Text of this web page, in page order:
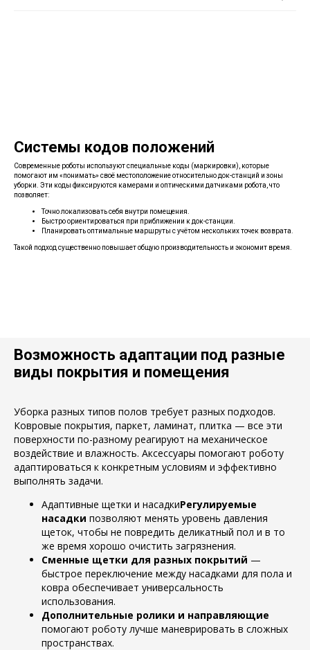
Системы кодов положений
Современные роботы используют специальные коды (маркировки), которые
помогают им «понимать» своё местоположение относительно док-станций и зоны
уборки. Эти коды фиксируются камерами и оптическими датчиками робота, что
позволяет:
Точно локализовать себя внутри помещения.
Быстро ориентироваться при приближении к док-станции.
Планировать оптимальные маршруты с учётом нескольких точек возврата.
Такой подход существенно повышает общую производительность и экономит время.
Возможность адаптации под разные
виды покрытия и помещения
Уборка разных типов полов требует разных подходов.
Ковровые покрытия, паркет, ламинат, плитка — все эти
поверхности по-разному реагируют на механическое
воздействие и влажность. Аксессуары помогают роботу
адаптироваться к конкретным условиям и эффективно
выполнять задачи.
Адаптивные щетки и насадкиРегулируемые
насадки позволяют менять уровень давления
щеток, чтобы не повредить деликатный пол и в то
же время хорошо очистить загрязнения.
Сменные щетки для разных покрытий —
быстрое переключение между насадками для пола и
ковра обеспечивает универсальность
использования.
Дополнительные ролики и направляющие
помогают роботу лучше маневрировать в сложных
пространствах.